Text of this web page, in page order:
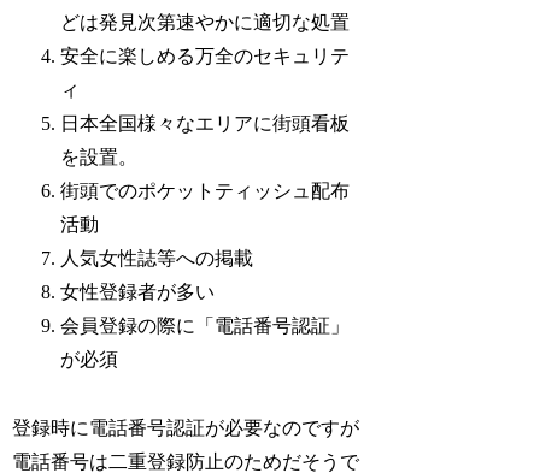
どは発見次第速やかに適切な処置
安全に楽しめる万全のセキュリテ
ィ
日本全国様々なエリアに街頭看板
を設置。
街頭でのポケットティッシュ配布
活動
人気女性誌等への掲載
女性登録者が多い
会員登録の際に「電話番号認証」
が必須
登録時に電話番号認証が必要なのですが
電話番号は二重登録防止のためだそうで